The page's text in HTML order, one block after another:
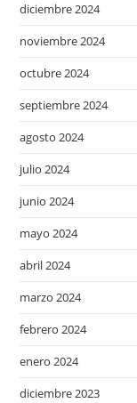
diciembre 2024
noviembre 2024
octubre 2024
septiembre 2024
agosto 2024
julio 2024
junio 2024
mayo 2024
abril 2024
marzo 2024
febrero 2024
enero 2024
diciembre 2023